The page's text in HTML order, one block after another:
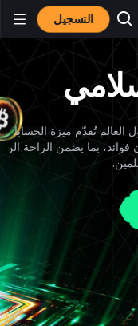
التسجيل
تُقدّم ميزة الحسابا
فوائد، بما يضمن الراحة الن